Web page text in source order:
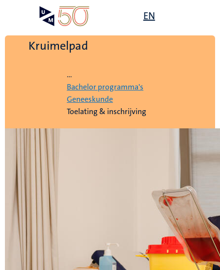
EN
the
Kruimelpad
...
Bachelor programma's
Geneeskunde
Toelating & inschrijving